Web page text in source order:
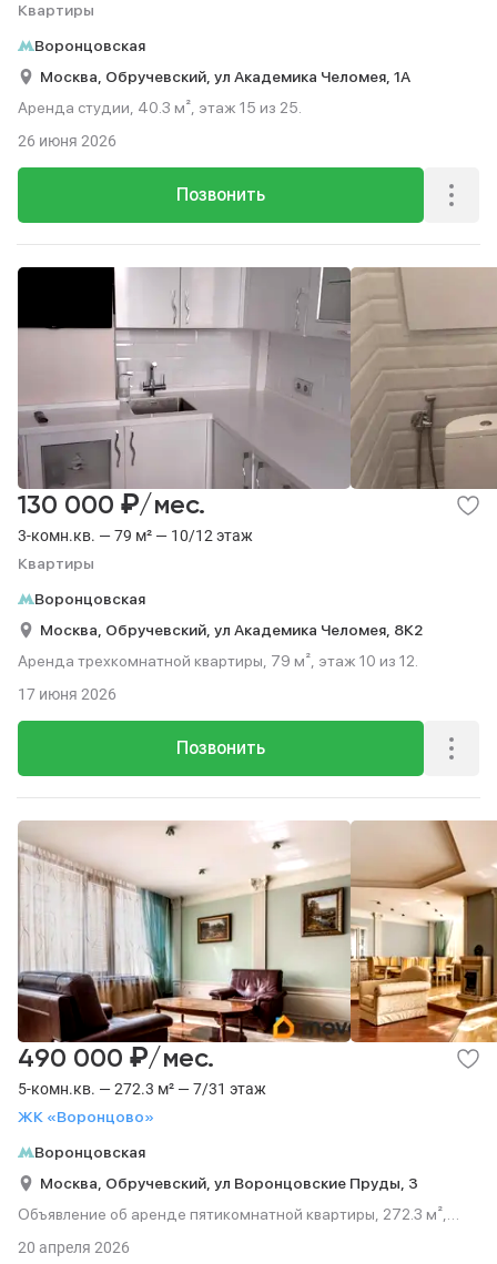
Квартиры
Воронцовская
Москва, Обручевский, ул Академика Челомея, 1А
Аренда студии, 40.3 м², этаж 15 из 25.
Позвонить
26 июня 2026
3-комн.кв. — 79 м² — 10/12 этаж
Квартиры
130 000 ₽/мес.
Воронцовская
Москва, Обручевский, ул Академика Челомея, 8К2
Аренда трехкомнатной квартиры, 79 м², этаж 10 из 12.
Позвонить
17 июня 2026
5-комн.кв. — 272.3 м² — 7/31 этаж
ЖК «Воронцово»
490 000 ₽/мес.
Воронцовская
Москва, Обручевский, ул Воронцовские Пруды, 3
Объявление об аренде пятикомнатной квартиры, 272.3 м²,
20 апреля 2026